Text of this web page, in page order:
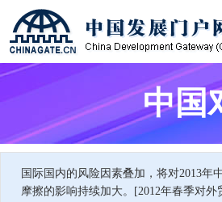
中国
国际国内的风险因素叠加，将对2013
摩擦的影响持续加大。[2012年春季对外